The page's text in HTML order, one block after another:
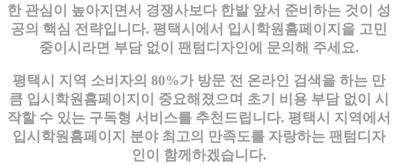
한 관심이 높아지면서 경쟁사보다 한발 앞서 준비하는 것이 성
공의 핵심 전략입니다. 평택시에서 입시학원홈페이지을 고민
중이시라면 부담 없이 팬텀디자인에 문의해 주세요.
평택시 지역 소비자의 80%가 방문 전 온라인 검색을 하는 만
큼 입시학원홈페이지이 중요해졌으며 초기 비용 부담 없이 시
작할 수 있는 구독형 서비스를 추천드립니다. 평택시 지역에서
입시학원홈페이지 분야 최고의 만족도를 자랑하는 팬텀디자
인이 함께하겠습니다.